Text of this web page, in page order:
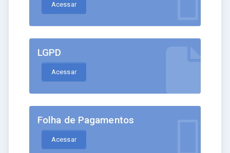
Acessar
LGPD
Acessar
Folha de Pagamentos
Acessar